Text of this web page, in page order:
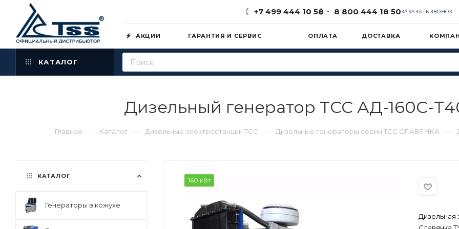
+7 499 444 10 58 8 800 444 18 50ЗАКАЗАТЬ ЗВОНОК
АКЦИИ ГАРАНТИЯ И СЕРВИС ОПЛАТА ДОСТАВКА
КАТАЛОГ
Дизельный генератор ТСС АД-160С-
Главная — Каталог — Дизельные электростанции ТСС — Дизельные генераторы серии ТСС СЛАВЯНКА —
160 кВт
Дизельная
Славянка
КАТАЛОГ
Генераторы в кожухе